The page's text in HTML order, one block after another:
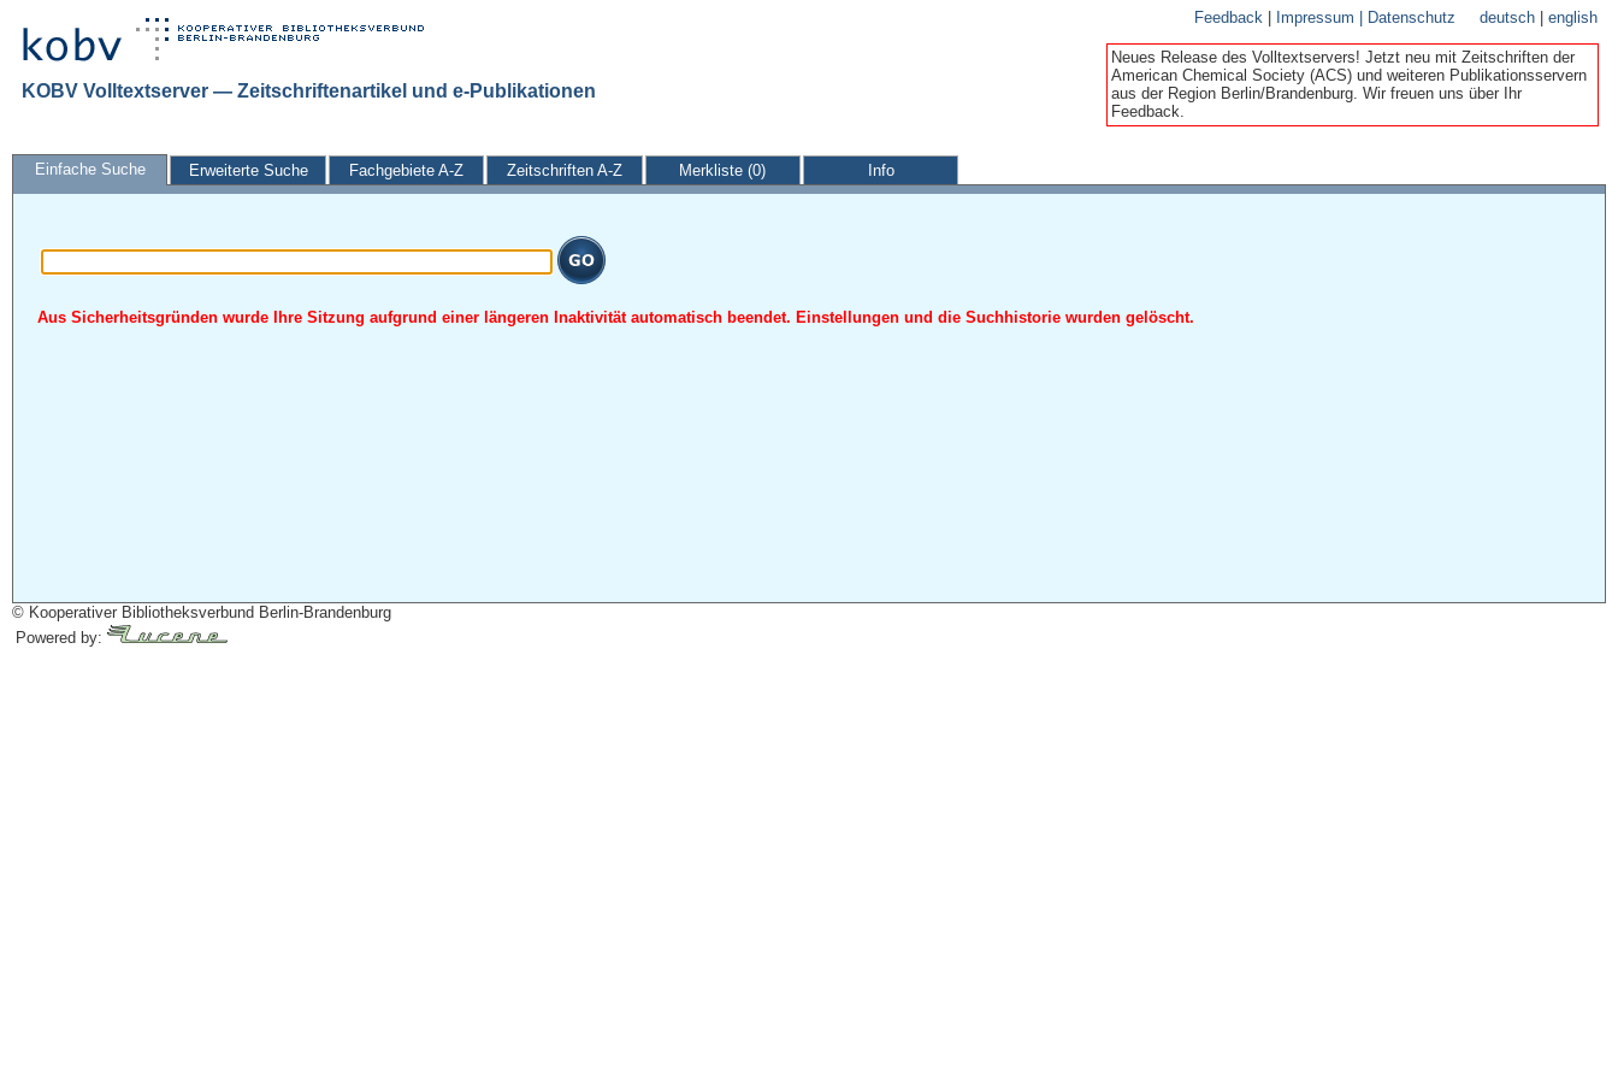
Feedback Impressum | Datenschutz deutsch |english
KOBV Volltextserver — Zeitschriftenartikel und e-Publikationen
Neues Release des Volltextservers! Jetzt neu mit Zeitschriften der
American Chemical Society (ACS) und weiteren Publikationsservern
aus der Region Berlin/Brandenburg. Wir freuen uns über Ihr
Feedback.
Einfache Suche Erweiterte Suche Fachgebiete A-Z Zeitschriften A-Z Merkliste (0) Info
Aus Sicherheitsgründen wurde Ihre Sitzung aufgrund einer längeren Inaktivität automatisch beendet. Einstellungen und die Suchhistorie wurden gelöscht.
© Kooperativer Bibliotheksverbund Berlin-Brandenburg
Powered by: